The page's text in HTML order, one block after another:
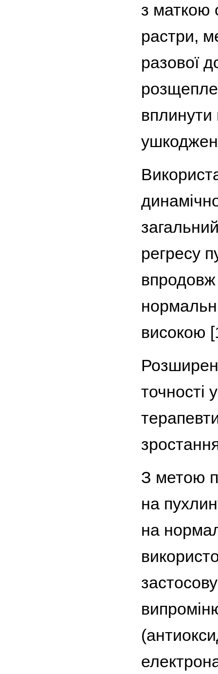
з маткою
растри,
разової
вплинути
регресу
впродовж
високою
точності
З метою
на
на